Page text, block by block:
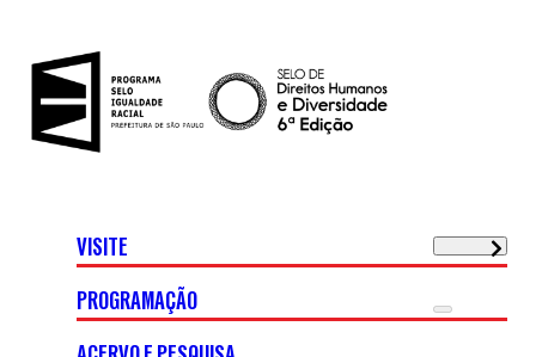
VISITE
PROGRAMAÇÃO